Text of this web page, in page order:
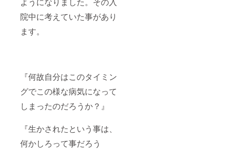
院中に考えていた事があり
ます。
『何故自分はこのタイミン
グでこの様な病気になって
しまったのだろうか？』
『生かされたという事は、
何かしろって事だろう